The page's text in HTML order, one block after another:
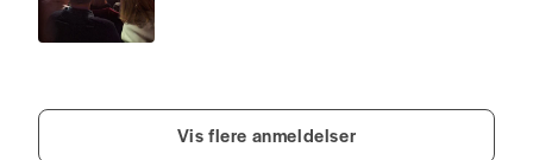
Vis flere anmeldelser